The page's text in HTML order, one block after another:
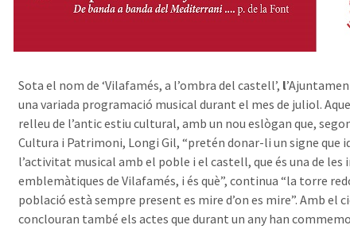
Sota el nom de ‘Vilafamés, a l’ombra del castell’, l
una variada programació musical durant el mes de juliol.
relleu de l’antic estiu cultural, amb un nou eslògan que,
Cultura i Patrimoni, Longi Gil, “pretén donar-li un signe que
l’activitat musical amb el poble i el castell, que és una de les
emblemàtiques de Vilafamés, i és què”, continua “la torre
població està sempre present es mire d’on es mire”. Amb el
conclouran també els actes que durant un any han